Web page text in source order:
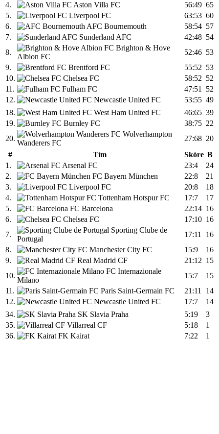
4.
Aston Villa FC 56:49 65
5.
Liverpool FC 63:53 60
6.
AFC Bournemouth 58:54 57
7.
Sunderland AFC 42:48 54
8.
Brighton & Hove
Albion FC
52:46 53
9.
Brentford FC 55:52 53
10.
Chelsea FC 58:52 52
11.
Fulham FC 47:51 52
12.
Newcastle United FC 53:55 49
18.
West Ham United FC 46:65 39
19.
Burnley FC 38:75 22
20.
Wolverhampton
Wanderers FC
27:68 20
#
Tím Skóre B
1.
Arsenal FC 23:4
24
2.
FC Bayern München 22:8
21
3.
Liverpool FC 20:8
18
4.
Tottenham Hotspur FC 17:7
17
5.
FC Barcelona 22:14 16
6.
Chelsea FC 17:10 16
7.
Sporting Clube de
Portugal
17:11
16
8.
Manchester City FC 15:9
16
9.
Real Madrid CF 21:12 15
10.
FC Internazionale
Milano
15:7
15
11.
Paris Saint-Germain FC 21:11
14
12.
Newcastle United FC 17:7
14
34.
SK Slavia Praha 5:19
3
35.
Villarreal CF 5:18
1
36.
FK Kairat 7:22 1